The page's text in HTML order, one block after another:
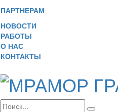
ПАРТНЕРАМ
НОВОСТИ
РАБОТЫ
О НАС
КОНТАКТЫ